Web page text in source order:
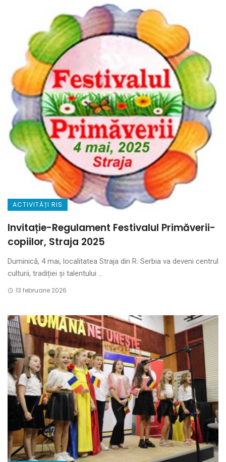
ACTIVITĂȚI RIS
Invitație-Regulament Festivalul Primăverii-
copiilor, Straja 2025
Duminică, 4 mai, localitatea Straja din R. Serbia va deveni centrul
culturii, tradiției și talentului ...
13 februarie 2026